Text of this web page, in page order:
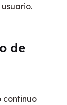
de
continuo